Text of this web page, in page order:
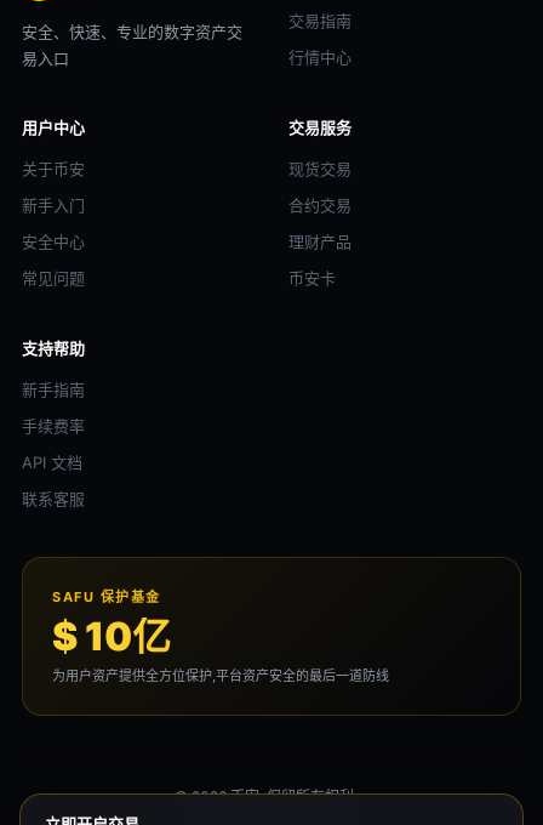
安全、快速、专业的数字资产交
易入口
交易指南
行情中心
用户中心
关于币安
新手入门
安全中心
常见问题
交易服务
现货交易
合约交易
理财产品
币安卡
支持帮助
新手指南
手续费率
API 文档
联系客服
SAFU 保护基金
$ 10亿
为用户资产提供全方位保护,平台资产安全的最后一道防线
© 2026 币安. 保留所有权利。